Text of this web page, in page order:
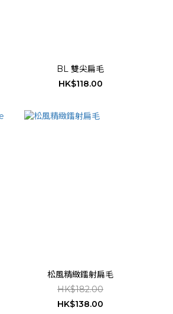
BL 雙尖扁毛
HK$118.00
松風精緻鐳射扁毛
HK$182.00
HK$138.00